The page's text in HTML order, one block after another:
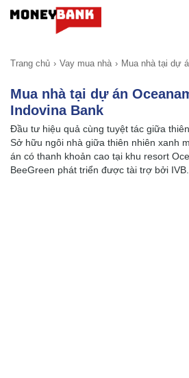
Trang chủ Vay mua nhà Mua nhà tại dự
Mua nhà tại dự án
Indovina Bank
Đầu tư hiệu quả cùng tuyệt tác giữa
Sở hữu ngôi nhà giữa thiên nhiên xanh
án có thanh khoản cao tại khu resort
BeeGreen phát triển được tài trợ bởi IVB.